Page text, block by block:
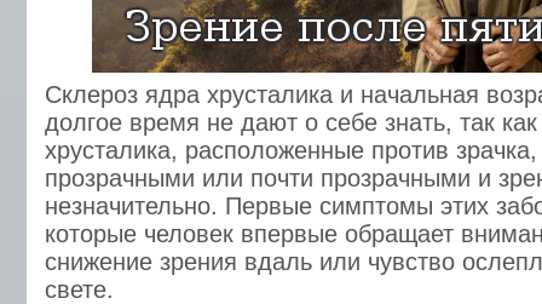
Склероз ядра хрусталика и начальная
долгое время не дают о себе знать, так
хрусталика, расположенные против
прозрачными или почти прозрачными и
незначительно. Первые симптомы этих
которые человек впервые обращает
снижение зрения вдаль или чувство
свете.